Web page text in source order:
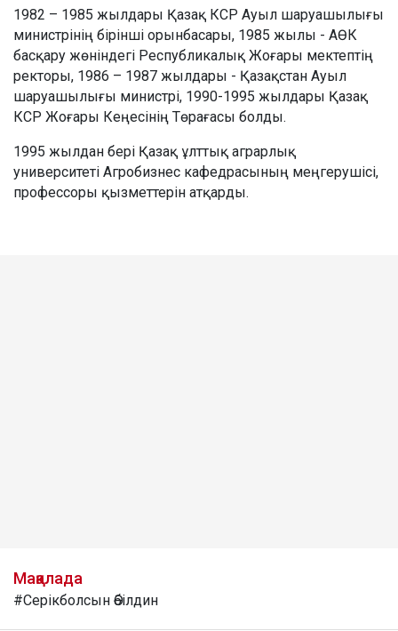
1982 – 1985 жылдары Қазақ КСР Ауыл шаруашылығы
министрінің бірінші орынбасары, 1985 жылы - АӨК
басқару жөніндегі Республикалық Жоғары мектептің
ректоры, 1986 – 1987 жылдары - Қазақстан Ауыл
шаруашылығы министрі, 1990-1995 жылдары Қазақ
КСР Жоғары Кеңесінің Төрағасы болды.
1995 жылдан бері Қазақ ұлттық аграрлық
университеті Агробизнес кафедрасының меңгерушісі,
профессоры қызметтерін атқарды.
Мақалада
#Серікболсын Әбілдин